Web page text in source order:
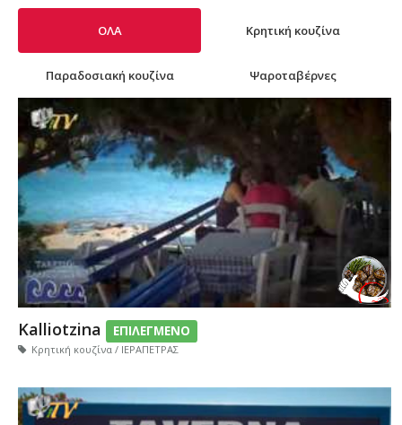
ΟΛΑ Κρητική κουζίνα
Παραδοσιακή κουζίνα Ψαροταβέρνες
Kalliotzina ΕΠΙΛΕΓΜΕΝΟ
Κρητική κουζίνα / ΙΕΡΑΠΕΤΡΑΣ